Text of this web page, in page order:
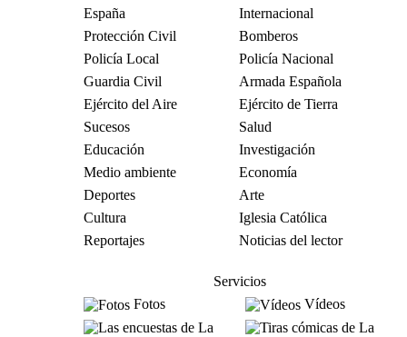
España
Internacional
Protección Civil
Bomberos
Policía Local
Policía Nacional
Guardia Civil
Armada Española
Ejército del Aire
Ejército de Tierra
Sucesos
Salud
Educación
Investigación
Medio ambiente
Economía
Deportes
Arte
Cultura
Iglesia Católica
Reportajes
Noticias del lector
Servicios
Fotos
Vídeos